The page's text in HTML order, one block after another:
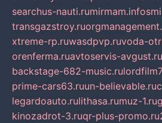
searchus-nauti.rumirmam.info
transgazstroy.ru
xtreme-rp.ruwasdpvp.ruvoda-
orenferma.ruavtoservis-avgust.ru
backstage-682-music.ru
prime-cars63.ruun-believable.ru
legardoauto.rulithasa.rumuz-1.ru
kinozadrot-3.ruqr-plus-promo.ru